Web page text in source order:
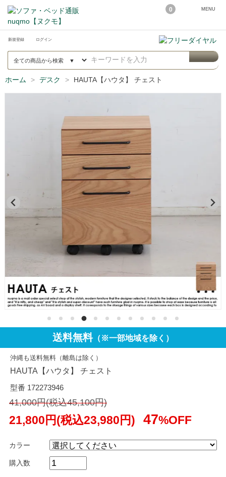
0 MENU
新規登録 ログイン
ホーム デスク HAUTA【ハウタ】 チェスト
送料無料（※一部地域を除く）
沖縄も送料無料（離島は除く）
HAUTA【ハウタ】 チェスト
型番 172273946
41,000円(税込45,100円)
21,800円(税込23,980円) 47%OFF
カラー
購入数